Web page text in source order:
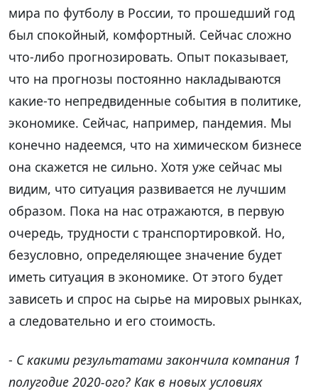
мира по футболу в России, то прошедший год
был спокойный, комфортный. Сейчас сложно
что-либо прогнозировать. Опыт показывает,
что на прогнозы постоянно накладываются
какие-то непредвиденные события в политике,
экономике. Сейчас, например, пандемия. Мы
конечно надеемся, что на химическом бизнесе
она скажется не сильно. Хотя уже сейчас мы
видим, что ситуация развивается не лучшим
образом. Пока на нас отражаются, в первую
очередь, трудности с транспортировкой. Но,
безусловно, определяющее значение будет
иметь ситуация в экономике. От этого будет
зависеть и спрос на сырье на мировых рынках,
а следовательно и его стоимость.
- С какими результатами закончила компания 1
полугодие 2020-ого? Как в новых условиях